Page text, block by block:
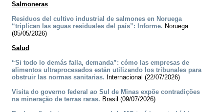
Salmoneras
Residuos del cultivo industrial de salmones en Noruega
“triplican las aguas residuales del país”: Informe. Noruega
(05/05/2026)
Salud
“Si todo lo demás falla, demanda”: cómo las empresas de
alimentos ultraprocesados están utilizando los tribunales para
obstruir las normas sanitarias. Internacional (22/07/2026)
Visita do governo federal ao Sul de Minas expõe contradições
na mineração de terras raras. Brasil (09/07/2026)